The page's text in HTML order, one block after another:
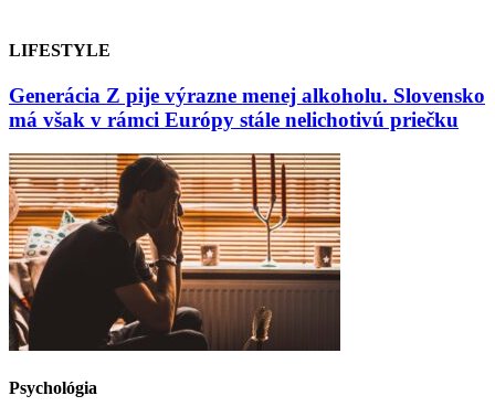
LIFESTYLE
Generácia Z pije výrazne menej alkoholu. Slovensko
má však v rámci Európy stále nelichotivú priečku
Psychológia